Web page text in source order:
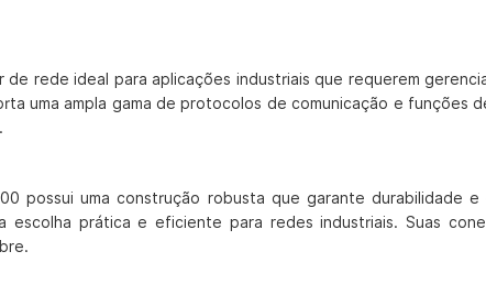
rede ideal para aplicações industriais que requerem
uma ampla gama de protocolos de comunicação e funções
possui uma construção robusta que garante durabilidade
escolha prática e eficiente para redes industriais. Suas